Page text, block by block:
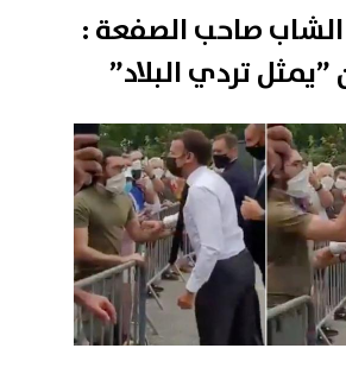
صاحب الصفعة :
”يمثل تردي البلاد”